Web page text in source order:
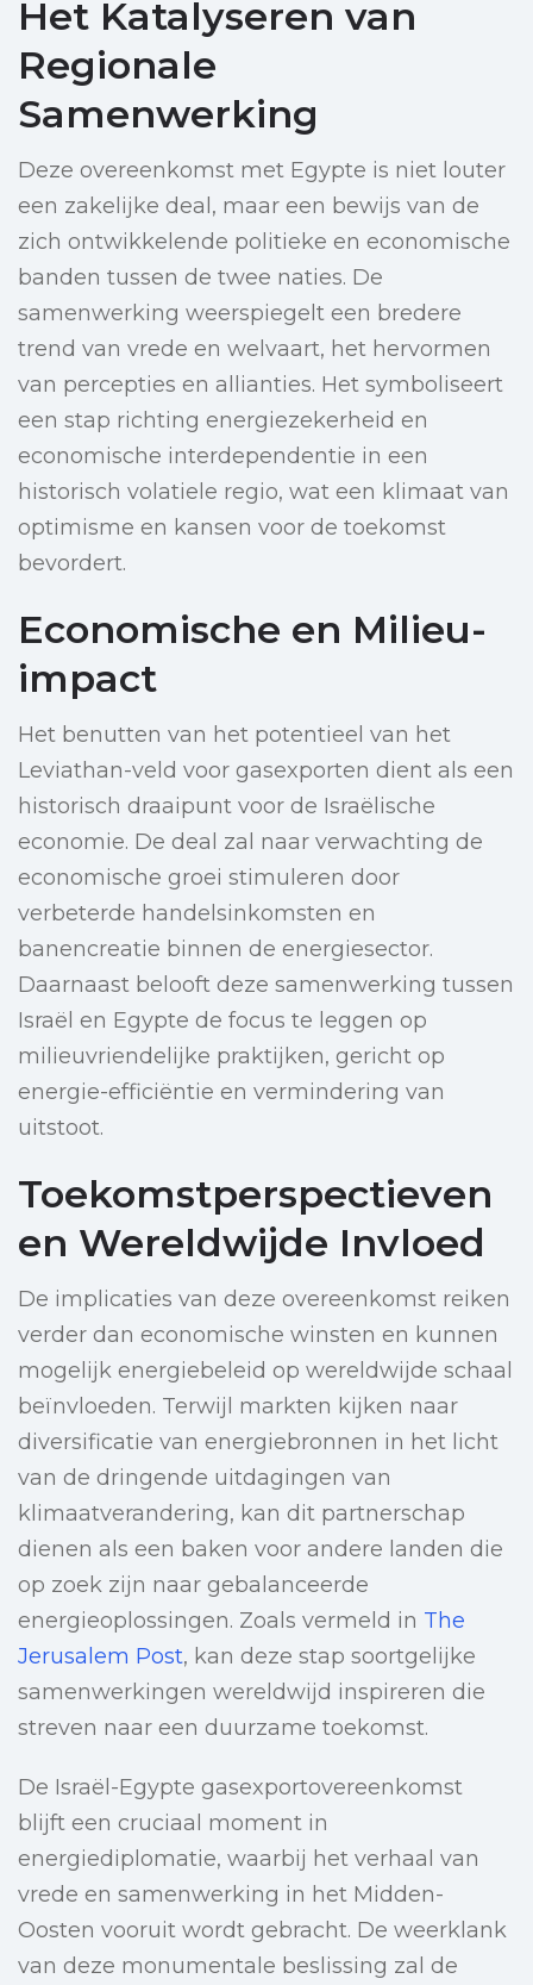
Het Katalyseren van
Regionale
Samenwerking
Deze overeenkomst met Egypte is niet louter
een zakelijke deal, maar een bewijs van de
zich ontwikkelende politieke en economische
banden tussen de twee naties. De
samenwerking weerspiegelt een bredere
trend van vrede en welvaart, het hervormen
van percepties en allianties. Het symboliseert
een stap richting energiezekerheid en
economische interdependentie in een
historisch volatiele regio, wat een klimaat van
optimisme en kansen voor de toekomst
bevordert.
Economische en Milieu-
impact
Het benutten van het potentieel van het
Leviathan-veld voor gasexporten dient als een
historisch draaipunt voor de Israëlische
economie. De deal zal naar verwachting de
economische groei stimuleren door
verbeterde handelsinkomsten en
banencreatie binnen de energiesector.
Daarnaast belooft deze samenwerking tussen
Israël en Egypte de focus te leggen op
milieuvriendelijke praktijken, gericht op
energie-efficiëntie en vermindering van
uitstoot.
Toekomstperspectieven
en Wereldwijde Invloed
De implicaties van deze overeenkomst reiken
verder dan economische winsten en kunnen
mogelijk energiebeleid op wereldwijde schaal
beïnvloeden. Terwijl markten kijken naar
diversificatie van energiebronnen in het licht
van de dringende uitdagingen van
klimaatverandering, kan dit partnerschap
dienen als een baken voor andere landen die
op zoek zijn naar gebalanceerde
energieoplossingen. Zoals vermeld in The
Jerusalem Post, kan deze stap soortgelijke
samenwerkingen wereldwijd inspireren die
streven naar een duurzame toekomst.
De Israël-Egypte gasexportovereenkomst
blijft een cruciaal moment in
energiediplomatie, waarbij het verhaal van
vrede en samenwerking in het Midden-
Oosten vooruit wordt gebracht. De weerklank
van deze monumentale beslissing zal de